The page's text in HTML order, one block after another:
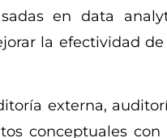
en data
la efectividad
externa,
conceptuales